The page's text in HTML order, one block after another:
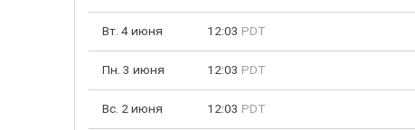
Вт. 4 июня 12:03 PDT
Пн. 3 июня 12:03 PDT
Вс. 2 июня 12:03 PDT